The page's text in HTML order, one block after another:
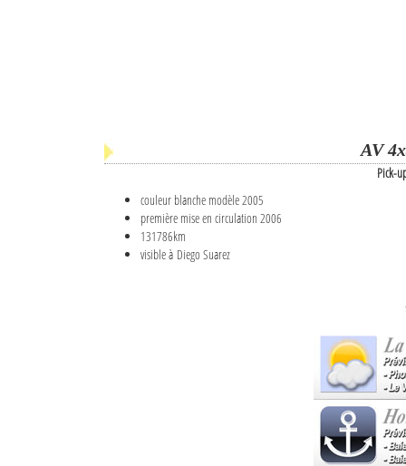
AV
Pick-
couleur blanche modèle 2005
première mise en circulation 2006
131786km
visible à Diego Suarez